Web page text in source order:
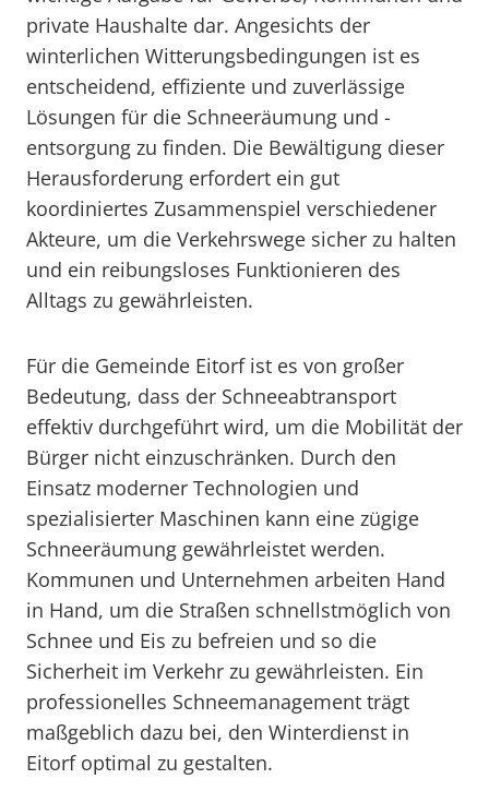
private Haushalte dar. Angesichts der
winterlichen Witterungsbedingungen ist es
entscheidend, effiziente und zuverlässige
Lösungen für die Schneeräumung und -
entsorgung zu finden. Die Bewältigung dieser
Herausforderung erfordert ein gut
koordiniertes Zusammenspiel verschiedener
Akteure, um die Verkehrswege sicher zu halten
und ein reibungsloses Funktionieren des
Alltags zu gewährleisten.
Für die Gemeinde Eitorf ist es von großer
Bedeutung, dass der Schneeabtransport
effektiv durchgeführt wird, um die Mobilität der
Bürger nicht einzuschränken. Durch den
Einsatz moderner Technologien und
spezialisierter Maschinen kann eine zügige
Schneeräumung gewährleistet werden.
Kommunen und Unternehmen arbeiten Hand
in Hand, um die Straßen schnellstmöglich von
Schnee und Eis zu befreien und so die
Sicherheit im Verkehr zu gewährleisten. Ein
professionelles Schneemanagement trägt
maßgeblich dazu bei, den Winterdienst in
Eitorf optimal zu gestalten.